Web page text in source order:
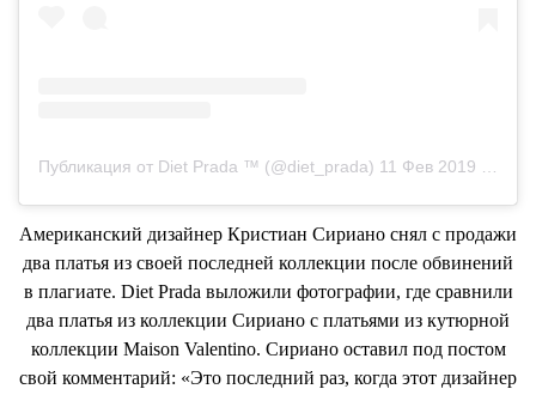
Публикация от Diet Prada ™ (@diet_prada) 11 Фев 2019 в 6:56 PST
Американский дизайнер Кристиан Сириано снял с продажи
два платья из своей последней коллекции после обвинений
в плагиате. Diet Prada выложили фотографии, где сравнили
два платья из коллекции Сириано с платьями из кутюрной
коллекции Maison Valentino. Сириано оставил под постом
свой комментарий: «Это последний раз, когда этот дизайнер